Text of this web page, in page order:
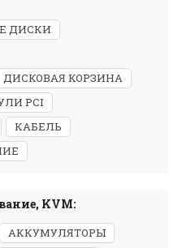
ДИСКИ
ДИСКОВАЯ КОРЗИНА
PCI
КАБЕЛЬ
KVM:
АККУМУЛЯТОРЫ